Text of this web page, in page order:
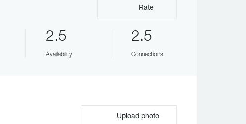
Rate
2.5
Availability
2.5
Connections
Upload photo